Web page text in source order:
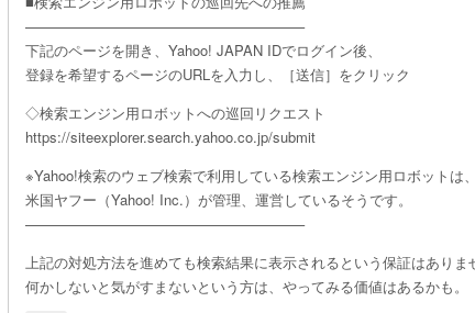
———————————————————–
下記のページを開き、Yahoo! JAPAN IDでログイン後、
登録を希望するページのURLを入力し、［送信］をクリック
◇検索エンジン用ロボットへの巡回リクエスト
https://siteexplorer.search.yahoo.co.jp/submit
※Yahoo!検索のウェブ検索で利用している検索エンジン用ロボットは、
米国ヤフー（Yahoo! Inc.）が管理、運営しているそうです。
———————————————————–
上記の対処方法を進めても検索結果に表示されるという保証はありま
何かしないと気がすまないという方は、やってみる価値はあるかも。